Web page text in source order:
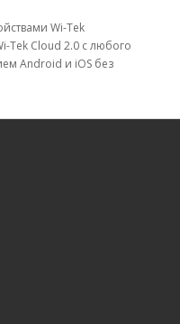
Wi-Tek
Tek Cloud 2.0 с любого
Android и iOS без